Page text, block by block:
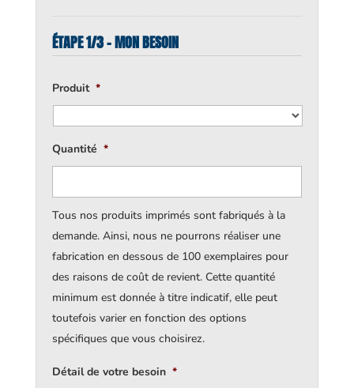
ÉTAPE 1/3 - MON BESOIN
Produit *
Quantité *
Tous nos produits imprimés sont fabriqués à la
demande. Ainsi, nous ne pourrons réaliser une
fabrication en dessous de 100 exemplaires pour
des raisons de coût de revient. Cette quantité
minimum est donnée à titre indicatif, elle peut
toutefois varier en fonction des options
spécifiques que vous choisirez.
Détail de votre besoin *